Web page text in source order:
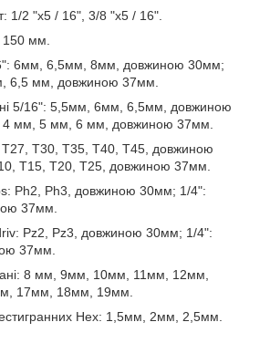
1/2 "х5 / 16", 3/8 "х5 / 16".
150 мм.
6мм, 6,5мм, 8мм, довжиною 30мм;
6,5 мм, довжиною 37мм.
5/16": 5,5мм, 6мм, 6,5мм, довжиною
мм, 5 мм, 6 мм, довжиною 37мм.
T27, T30, T35, T40, T45, довжиною
T15, T20, T25, довжиною 37мм.
Ph2, Ph3, довжиною 30мм; 1/4":
37мм.
Pz2, Pz3, довжиною 30мм; 1/4":
37мм.
8 мм, 9мм, 10мм, 11мм, 12мм,
17мм, 18мм, 19мм.
Hex: 1,5мм, 2мм, 2,5мм.